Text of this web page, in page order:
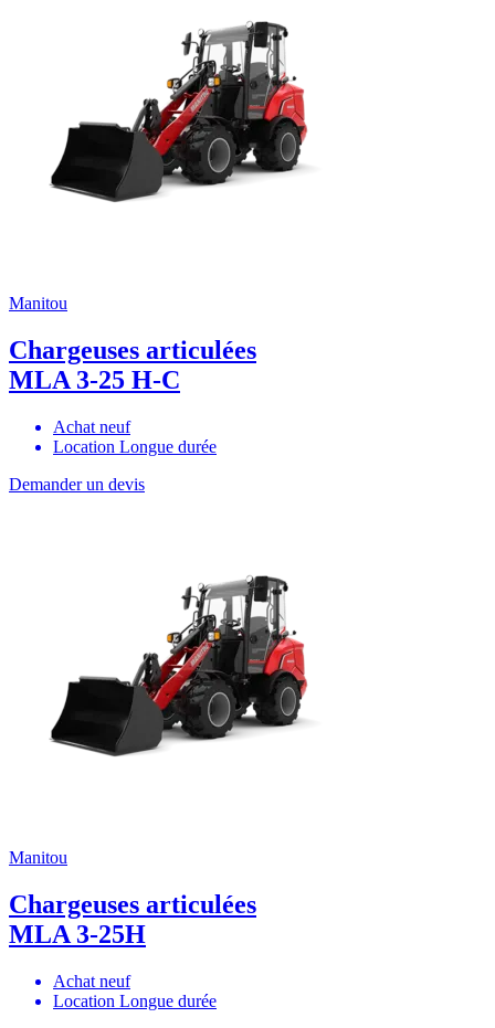
Manitou
Chargeuses articulées
MLA 3-25 H-C
Achat neuf
Location Longue durée
Demander un devis
Manitou
Chargeuses articulées
MLA 3-25H
Achat neuf
Location Longue durée